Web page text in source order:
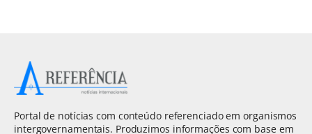
Portal de notícias com conteúdo referenciado em organismos
intergovernamentais. Produzimos informações com base em